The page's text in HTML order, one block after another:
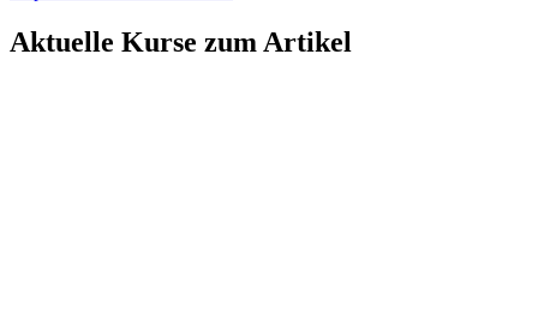
Aktuelle Kurse zum Artikel